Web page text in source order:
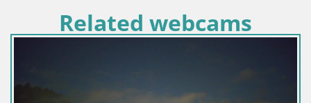
Related webcams